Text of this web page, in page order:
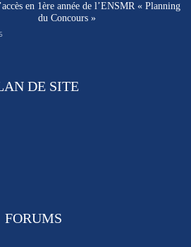
en 1ère année de l’ENSMR « Planning
du Concours »
DE SITE
FORUMS